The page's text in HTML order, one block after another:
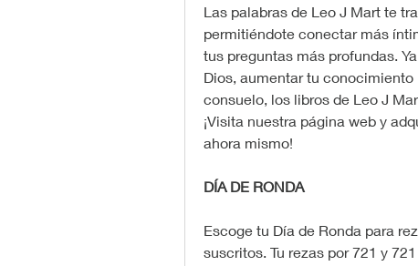
Las palabras de Leo J Mart te
permitiéndote conectar más
tus preguntas más profundas.
Dios, aumentar tu
consuelo, los libros de Leo J
¡Visita nuestra página web y
ahora mismo!
DÍA DE RONDA
Escoge tu Día de Ronda para
suscritos. Tu rezas por 721 y